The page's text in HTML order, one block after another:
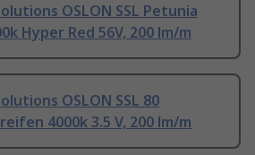
OSLON SSL Petunia
Hyper Red 56V, 200 lm/m
OSLON SSL 80
4000k 3.5 V, 200 lm/m